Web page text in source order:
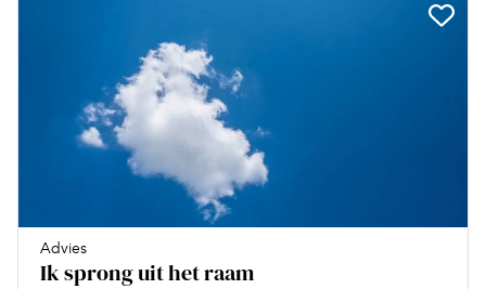
Advies
Ik sprong uit het raam